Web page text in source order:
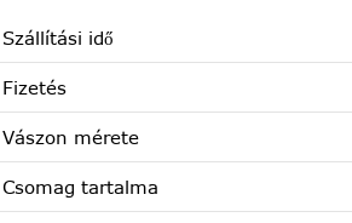
Szállítási idő
Fizetés
Vászon mérete
Csomag tartalma